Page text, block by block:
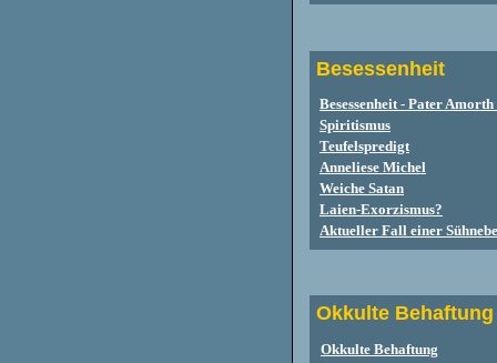
Besessenheit
Besessenheit - Pater
Spiritismus
Teufelspredigt
Anneliese Michel
Weiche Satan
Laien-Exorzismus?
Aktueller Fall einer
Okkulte Behaftung
Okkulte Behaftung